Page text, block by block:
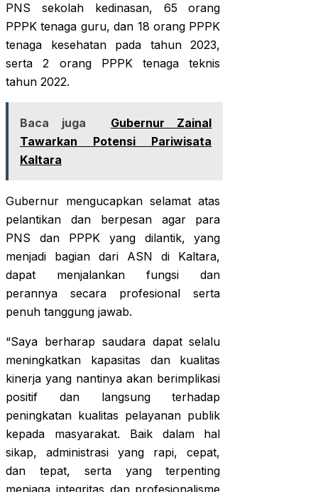
PNS sekolah kedinasan, 65 orang
PPPK tenaga guru, dan 18 orang PPPK
tenaga kesehatan pada tahun 2023,
serta 2 orang PPPK tenaga teknis
tahun 2022.
Baca juga
Gubernur Zainal
Tawarkan Potensi Pariwisata
Kaltara
Gubernur mengucapkan selamat atas
pelantikan dan berpesan agar para
PNS dan PPPK yang dilantik, yang
menjadi bagian dari ASN di Kaltara,
dapat menjalankan fungsi dan
perannya secara profesional serta
penuh tanggung jawab.
“Saya berharap saudara dapat selalu
meningkatkan kapasitas dan kualitas
kinerja yang nantinya akan berimplikasi
positif dan langsung terhadap
peningkatan kualitas pelayanan publik
kepada masyarakat. Baik dalam hal
sikap, administrasi yang rapi, cepat,
dan tepat, serta yang terpenting